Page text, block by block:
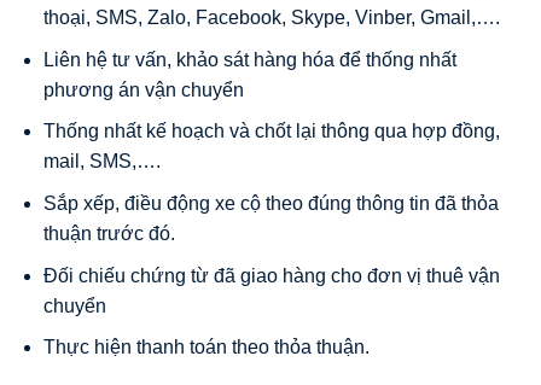
thoại, SMS, Zalo, Facebook, Skype, Vinber, Gmail,….
Liên hệ tư vấn, khảo sát hàng hóa để thống nhất
phương án vận chuyển
Thống nhất kế hoạch và chốt lại thông qua hợp đồng,
mail, SMS,….
Sắp xếp, điều động xe cộ theo đúng thông tin đã thỏa
thuận trước đó.
Đối chiếu chứng từ đã giao hàng cho đơn vị thuê vận
chuyển
Thực hiện thanh toán theo thỏa thuận.